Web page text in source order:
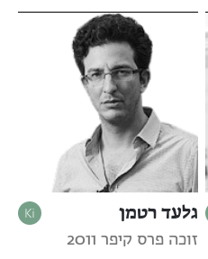
גלעד רטמן
זוכה פרס קיפר 2011